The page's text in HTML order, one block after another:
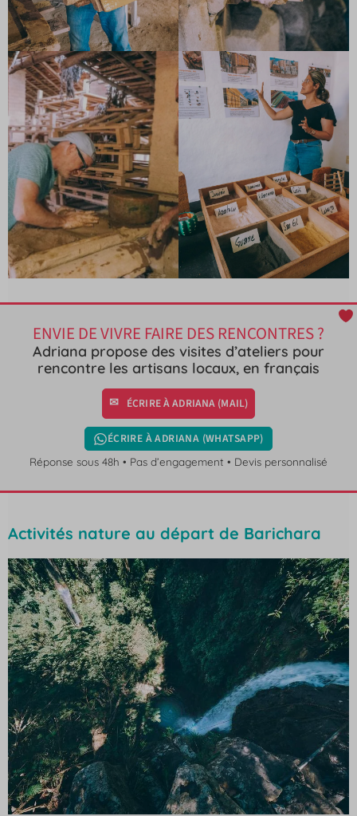
ENVIE DE VIVRE FAIRE DES RENCONTRES ?
Adriana propose des visites d’ateliers pour
rencontre les artisans locaux, en français
ÉCRIRE À ADRIANA (MAIL)
ÉCRIRE À ADRIANA (WHATSAPP)
Réponse sous 48h • Pas d’engagement • Devis personnalisé
Activités nature au départ de Barichara